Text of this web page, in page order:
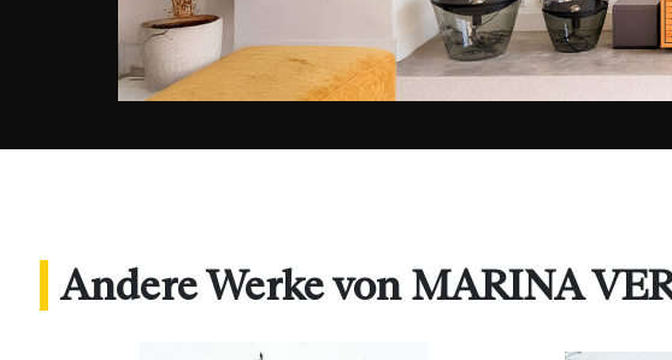
Andere Werke von MARINA